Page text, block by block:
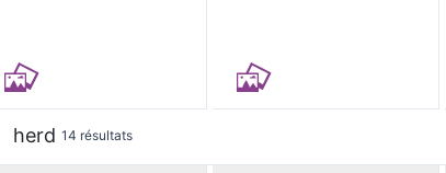
herd 14 résultats